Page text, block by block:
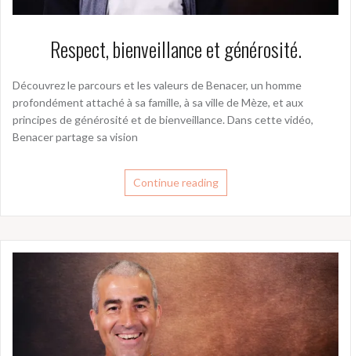
Respect, bienveillance et générosité.
Découvrez le parcours et les valeurs de Benacer, un homme
profondément attaché à sa famille, à sa ville de Mèze, et aux
principes de générosité et de bienveillance. Dans cette vidéo,
Benacer partage sa vision
Continue reading